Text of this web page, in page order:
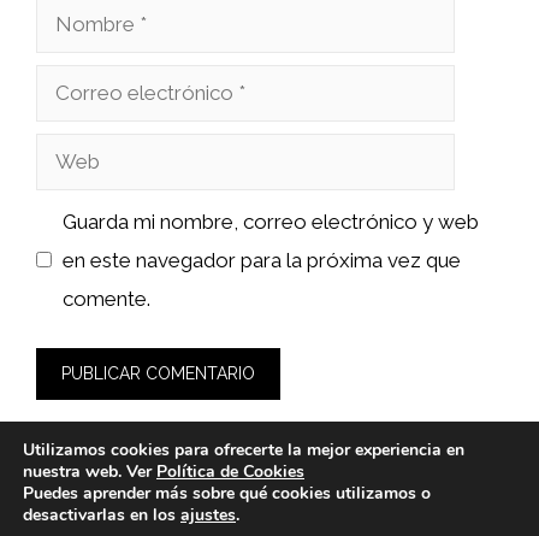
Nombre
Correo
Web
Guarda mi nombre, correo electrónico y web
en este navegador para la próxima vez que
comente.
© 2026 wasabidelnorte.es -
Utilizamos cookies para ofrecerte la mejor experiencia en
nuestra web. Ver Política de Cookies
Puedes aprender más sobre qué cookies utilizamos o
desactivarlas en los ajustes.